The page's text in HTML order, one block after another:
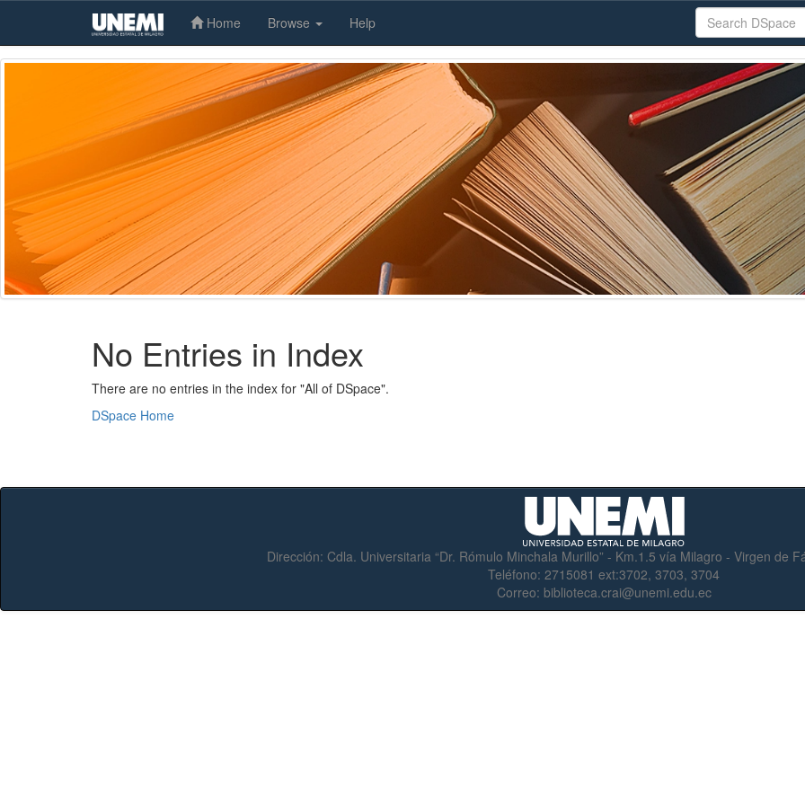
Skip
Home Browse Help
No Entries in Index
There are no entries in the index for "All of DSpace".
DSpace Home
Dirección: Cdla. Universitaria “Dr. Rómulo Minchala Murillo” - Km.1.5 vía Milagro - Virgen de
Teléfono: 2715081 ext:3702, 3703, 3704
Correo: biblioteca.crai@unemi.edu.ec